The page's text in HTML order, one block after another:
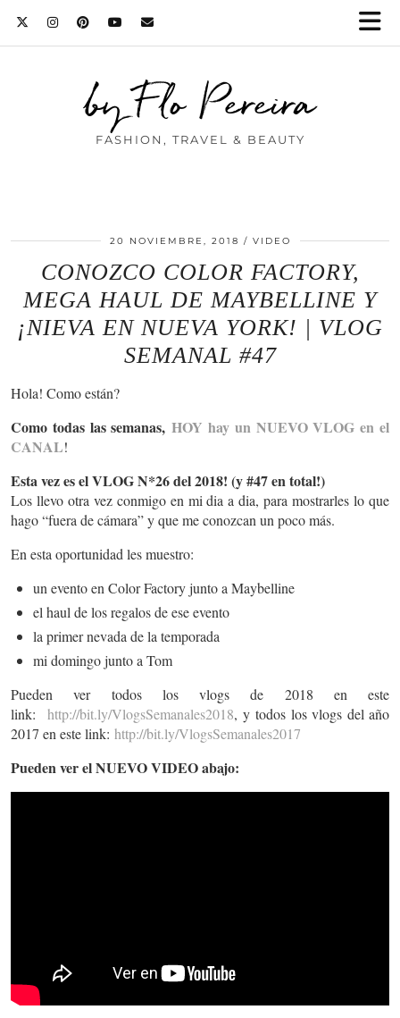
by Flo Pereira
FASHION, TRAVEL & BEAUTY
20 NOVIEMBRE, 2018 VIDEO
CONOZCO COLOR FACTORY,
MEGA HAUL DE MAYBELLINE Y
¡NIEVA EN NUEVA YORK! | VLOG
SEMANAL #47
Hola! Como están?
Como todas las semanas,HOY hay un NUEVO VLOG en el
CANAL!
Esta vez es el VLOG N*26 del 2018! (y #47 en total!)
Los llevo otra vez conmigo en mi dia a dia, para mostrarles lo que
hago “fuera de cámara” y que me conozcan un poco más.
En esta oportunidad les muestro:
un evento en Color Factory junto a Maybelline
el haul de los regalos de ese evento
la primer nevada de la temporada
mi domingo junto a Tom
Pueden ver todos los vlogs de 2018 en este
link: http://bit.ly/VlogsSemanales2018, y todos los vlogs del año
2017 en este link: http://bit.ly/VlogsSemanales2017
Pueden ver el NUEVO VIDEO abajo: